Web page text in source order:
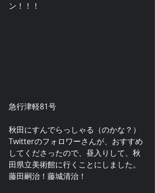
ン！！！
急行津軽81号
秋田にすんでらっしゃる（のかな？）
Twitterのフォロワーさんが、おすすめ
してくださったので、昼入りして、秋
田県立美術館に行くことにしました。
藤田嗣治！藤城清治！